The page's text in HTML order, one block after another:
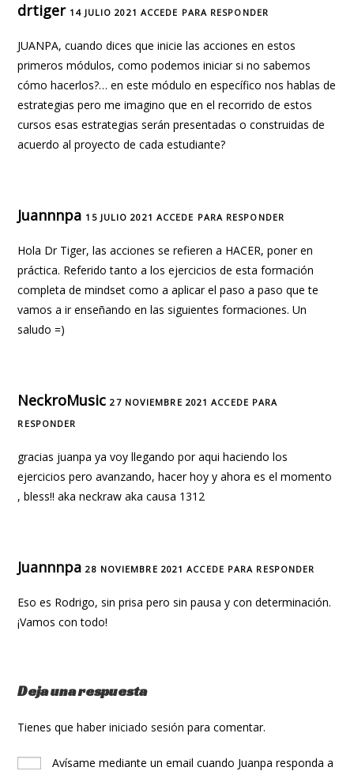
drtiger 14 JULIO 2021 ACCEDE PARA RESPONDER
JUANPA, cuando dices que inicie las acciones en estos
primeros módulos, como podemos iniciar si no sabemos
cómo hacerlos?… en este módulo en específico nos hablas de
estrategias pero me imagino que en el recorrido de estos
cursos esas estrategias serán presentadas o construidas de
acuerdo al proyecto de cada estudiante?
Juannnpa 15 JULIO 2021 ACCEDE PARA RESPONDER
Hola Dr Tiger, las acciones se refieren a HACER, poner en
práctica. Referido tanto a los ejercicios de esta formación
completa de mindset como a aplicar el paso a paso que te
vamos a ir enseñando en las siguientes formaciones. Un
saludo =)
NeckroMusic27 NOVIEMBRE 2021 ACCEDE PARA
RESPONDER
gracias juanpa ya voy llegando por aqui haciendo los
ejercicios pero avanzando, hacer hoy y ahora es el momento
, bless!! aka neckraw aka causa 1312
Juannnpa 28 NOVIEMBRE 2021 ACCEDE PARA RESPONDER
Eso es Rodrigo, sin prisa pero sin pausa y con determinación.
¡Vamos con todo!
Deja una respuesta
Tienes que haberiniciado sesión para comentar.
Avísame mediante un email cuando Juanpa responda a